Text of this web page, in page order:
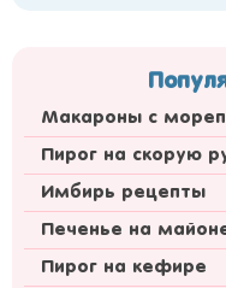
Макароны с
Пирог на скорую
Имбирь рецепты
Печенье на
Пирог на кефире